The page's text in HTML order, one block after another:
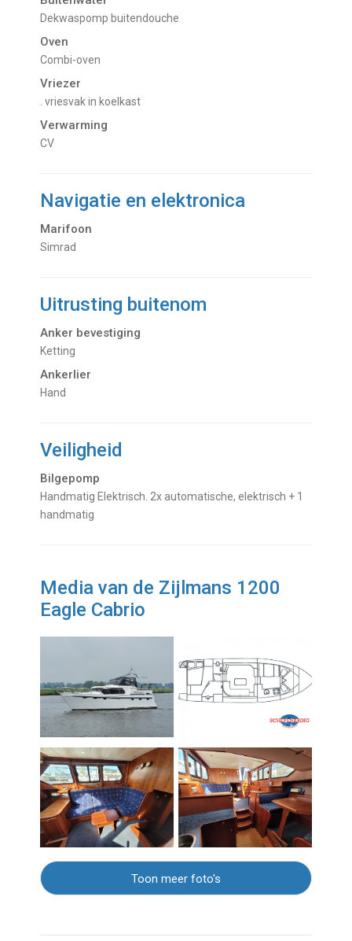
dekwaspomp buitendouche
Oven
Combi-oven
Vriezer
. vriesvak in koelkast
Verwarming
CV
Navigatie en elektronica
Marifoon
Simrad
Uitrusting buitenom
Anker bevestiging
Ketting
Ankerlier
Hand
Veiligheid
Bilgepomp
Handmatig Elektrisch. 2x automatische, elektrisch + 1
handmatig
Media van de Zijlmans 1200
Eagle Cabrio
Toon meer foto's